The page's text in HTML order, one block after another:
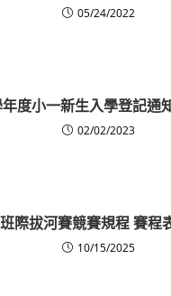
05/24/2022
年度小一新生入學登記通
02/02/2023
際拔河賽競賽規程 賽程
10/15/2025